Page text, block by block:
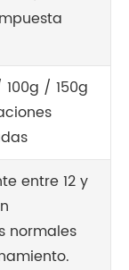
/ 150g
entre 12 y
normales